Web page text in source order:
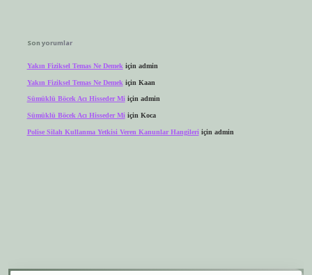
Son yorumlar
Yakın Fiziksel Temas Ne Demek için admin
Yakın Fiziksel Temas Ne Demek için Kaan
Sümüklü Böcek Acı Hisseder Miiçin admin
Sümüklü Böcek Acı Hisseder Mi için Koca
Polise Silah Kullanma Yetkisi Veren Kanunlar Hangileri için admin